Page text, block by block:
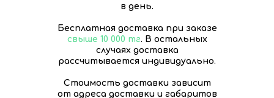
в день.
Бесплатная доставка при заказе
свыше 10 000 тг. В остальных
случаях доставка
рассчитывается индивидуально.
Стоимость доставки зависит
от адреса доставки и габаритов